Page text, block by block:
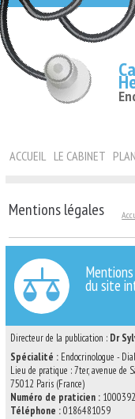
ACCUEIL LE CABINET
Mentions légales
du site
Directeur de la publication : Dr
Spécialité : Endocrinologue -
Lieu de pratique : 7ter, avenue de
75012 Paris (France)
Numéro de praticien :
Téléphone :0186481059